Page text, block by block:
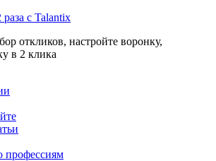
раза с Talantix
откликов, настройте воронку,
в 2 клика
профессиям